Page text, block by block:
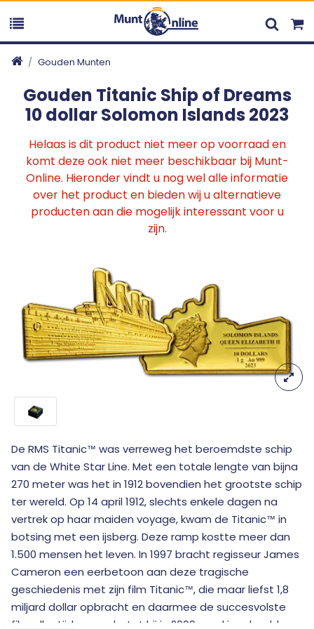
Gouden Munten
Gouden Titanic Ship of Dreams
10 dollar Solomon Islands 2023
Helaas is dit product niet meer op voorraad en
komt deze ook niet meer beschikbaar bij Munt-
Online. Hieronder vindt u nog wel alle informatie
over het product en bieden wij u alternatieve
producten aan die mogelijk interessant voor u
zijn.
De RMS Titanic™ was verreweg het beroemdste schip
van de White Star Line. Met een totale lengte van bijna
270 meter was het in 1912 bovendien het grootste schip
ter wereld. Op 14 april 1912, slechts enkele dagen na
vertrek op haar maiden voyage, kwam de Titanic™ in
botsing met een ijsberg. Deze ramp kostte meer dan
1.500 mensen het leven. In 1997 bracht regisseur James
Cameron een eerbetoon aan deze tragische
geschiedenis met zijn film Titanic™, die maar liefst 1,8
miljard dollar opbracht en daarmee de succesvolste
film aller tijden werd - tot hij in 2009 werd ingehaald